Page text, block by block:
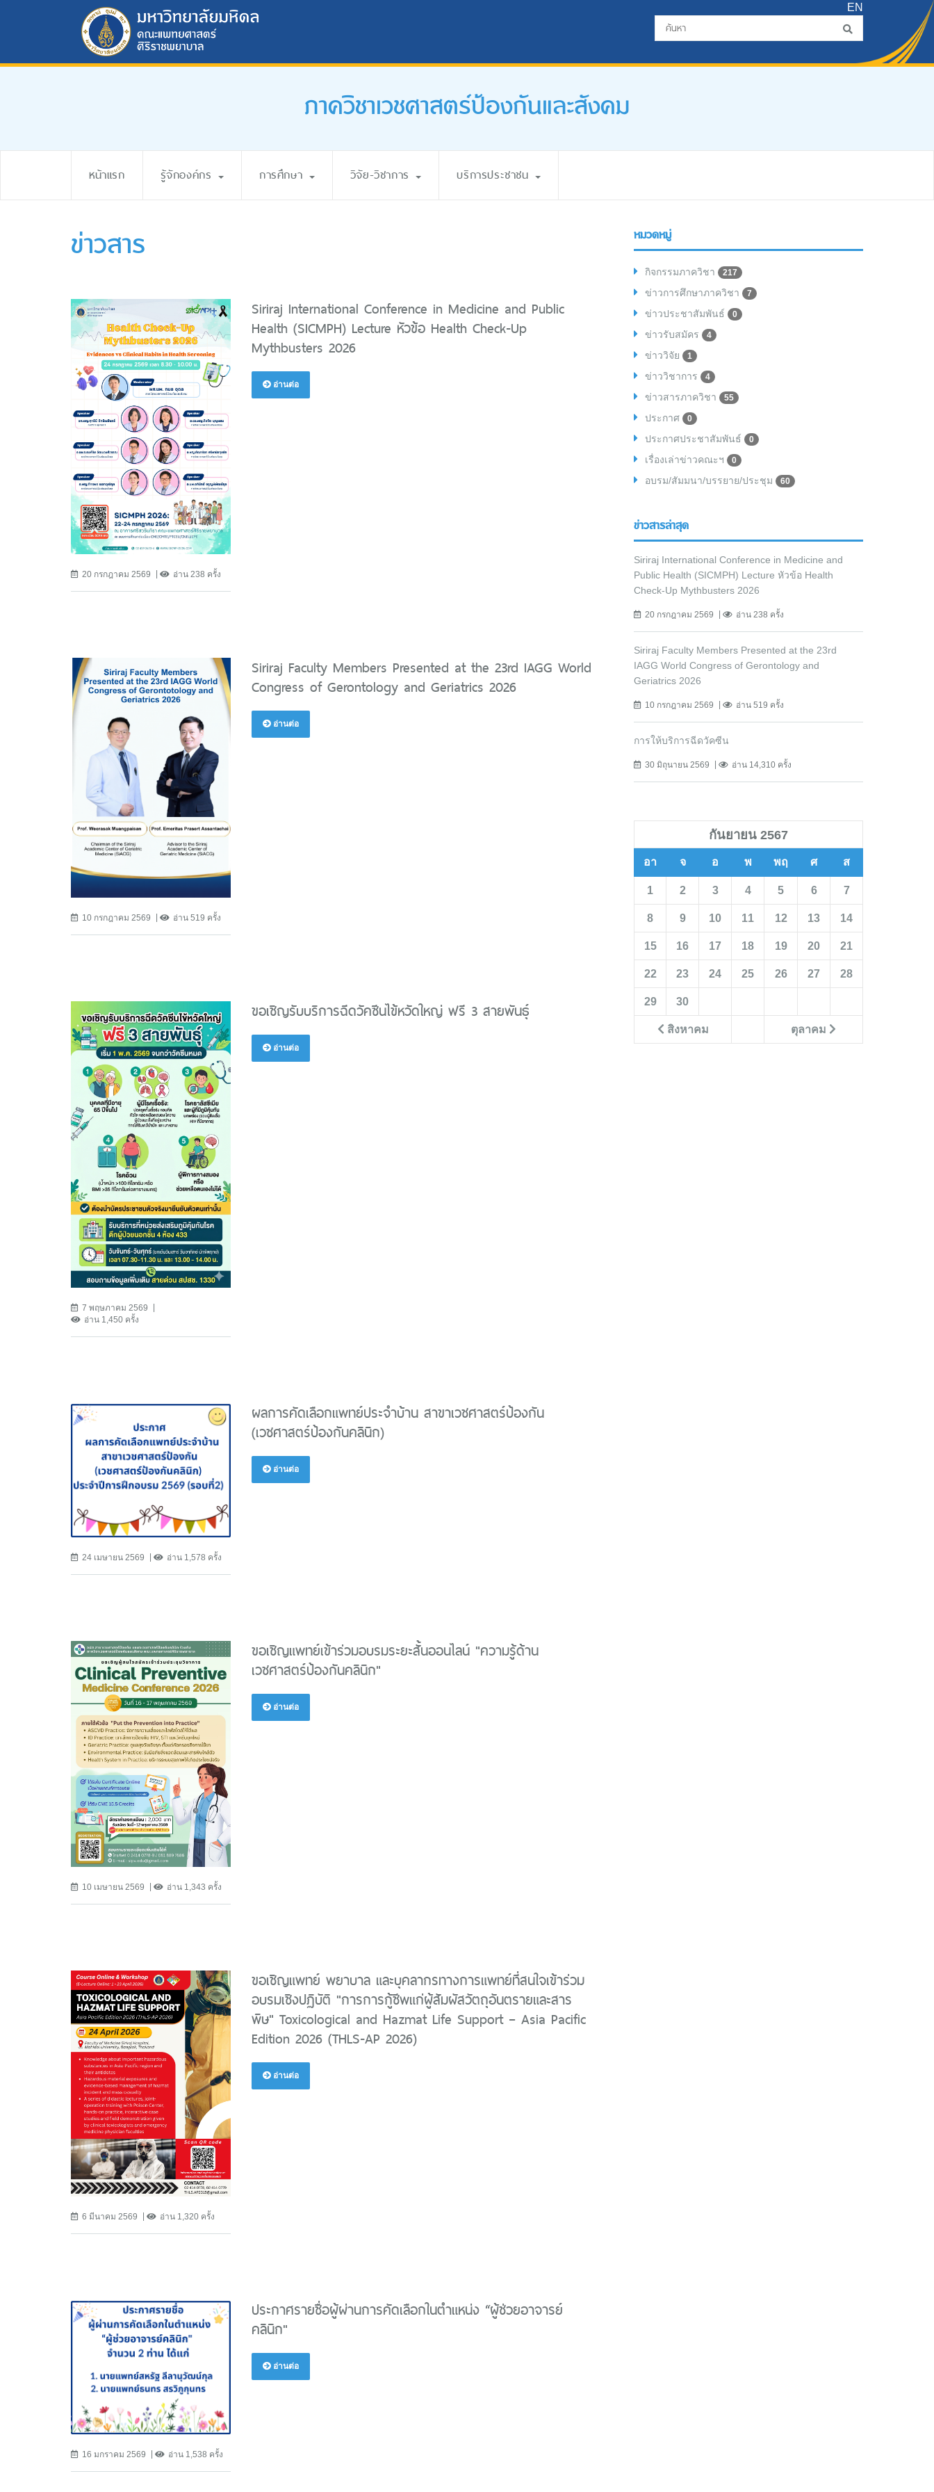
EN
ภาควิชาเวชศาสตร์ป้องกันและสังคม
หน้าแรก รู้จักองค์กร การศึกษา วิจัย-วิชาการ บริการประชาชน
ข่าวสาร
20 กรกฎาคม 2569 อ่าน 238 ครั้ง
Siriraj International Conference in Medicine and Public
Health (SICMPH) Lecture หัวข้อ Health Check-Up
Mythbusters 2026
อ่านต่อ
10 กรกฎาคม 2569 อ่าน 519 ครั้ง
Siriraj Faculty Members Presented at the 23rd IAGG World
Congress of Gerontology and Geriatrics 2026
อ่านต่อ
7 พฤษภาคม 2569
อ่าน 1,450 ครั้ง
ขอเชิญรับบริการฉีดวัคซีนไข้หวัดใหญ่ ฟรี 3 สายพันธ์ุ
อ่านต่อ
24 เมษายน 2569 อ่าน 1,578 ครั้ง
ผลการคัดเลือกแพทย์ประจำบ้าน สาขาเวชศาสตร์ป้องกัน
(เวชศาสตร์ป้องกันคลินิก)
อ่านต่อ
10 เมษายน 2569 อ่าน 1,343 ครั้ง
ขอเชิญแพทย์เข้าร่วมอบรมระยะสั้นออนไลน์ "ความรู้ด้าน
เวชศาสตร์ป้องกันคลินิก"
อ่านต่อ
6 มีนาคม 2569 อ่าน 1,320 ครั้ง
ขอเชิญแพทย์ พยาบาล และบุคลากรทางการแพทย์ที่สนใจเข้าร่วม
อบรมเชิงปฏิบัติ "การการกู้ชีพแก่ผู้สัมผัสวัตถุอันตรายและสาร
พิษ" Toxicological and Hazmat Life Support – Asia Pacific
Edition 2026 (THLS-AP 2026)
อ่านต่อ
16 มกราคม 2569 อ่าน 1,538 ครั้ง
ประกาศรายชื่อผู้ผ่านการคัดเลือกในตำแหน่ง “ผู้ช่วยอาจารย์
คลินิก"
อ่านต่อ
หมวดหมู่
กิจกรรมภาควิชา 217
ข่าวการศึกษาภาควิชา 7
ข่าวประชาสัมพันธ์ 0
ข่าวรับสมัคร 4
ข่าววิจัย 1
ข่าววิชาการ 4
ข่าวสารภาควิชา 55
ประกาศ 0
ประกาศประชาสัมพันธ์ 0
เรื่องเล่าข่าวคณะฯ 0
อบรม/สัมมนา/บรรยาย/ประชุม 60
ข่าวสารล่าสุด
Siriraj International Conference in Medicine and
Public Health (SICMPH) Lecture หัวข้อ Health
Check-Up Mythbusters 2026
20 กรกฎาคม 2569 อ่าน 238 ครั้ง
Siriraj Faculty Members Presented at the 23rd
IAGG World Congress of Gerontology and
Geriatrics 2026
10 กรกฎาคม 2569 อ่าน 519 ครั้ง
การให้บริการฉีดวัคซีน
30 มิถุนายน 2569 อ่าน 14,310 ครั้ง
กันยายน 2567
อา จ อ พ พฤ ศ ส
สิงหาคม ตุลาคม
1 2 3 4 5 6 7
8 9 10 11 12 13 14
15 16 17 18 19 20 21
22 23 24 25 26 27 28
29 30